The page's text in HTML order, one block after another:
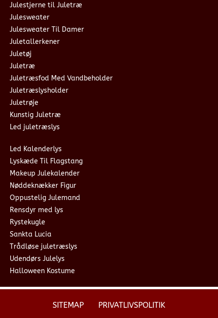
Julestjerne til Juletræ
Julesweater
Julesweater Til Damer
Juletallerkener
Juletøj
Juletræ
Juletræsfod Med Vandbeholder
Juletræslysholder
Juletrøje
Kunstig Juletræ
Led juletræslys
Led Kalenderlys
Lyskæde Til Flagstang
Makeup Julekalender
Nøddeknækker Figur
Oppustelig Julemand
Rensdyr med lys
Rystekugle
Sankta Lucia
Trådløse juletræslys
Udendørs Julelys
Halloween Kostume
SITEMAP PRIVATLIVSPOLITIK